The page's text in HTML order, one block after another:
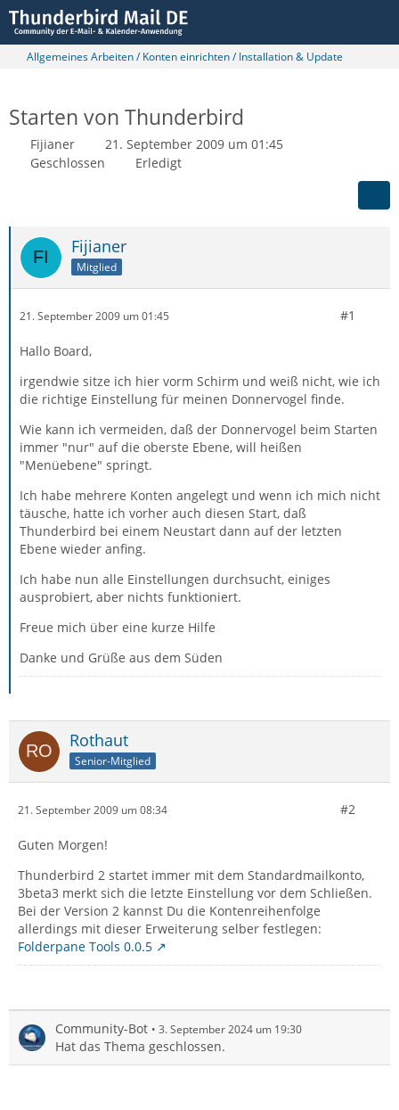
Allgemeines Arbeiten / Konten einrichten / Installation & Update
Starten von Thunderbird
Fijianer
21. September 2009 um 01:45
Geschlossen
Erledigt
Fijianer
Mitglied
21. September 2009 um 01:45 #1
Hallo Board,
irgendwie sitze ich hier vorm Schirm und weiß nicht, wie ich
die richtige Einstellung für meinen Donnervogel finde.
Wie kann ich vermeiden, daß der Donnervogel beim Starten
immer "nur" auf die oberste Ebene, will heißen
"Menüebene" springt.
Ich habe mehrere Konten angelegt und wenn ich mich nicht
täusche, hatte ich vorher auch diesen Start, daß
Thunderbird bei einem Neustart dann auf der letzten
Ebene wieder anfing.
Ich habe nun alle Einstellungen durchsucht, einiges
ausprobiert, aber nichts funktioniert.
Freue mich über eine kurze Hilfe
Danke und Grüße aus dem Süden
Rothaut
Senior-Mitglied
21. September 2009 um 08:34 #2
Guten Morgen!
Thunderbird 2 startet immer mit dem Standardmailkonto,
3beta3 merkt sich die letzte Einstellung vor dem Schließen.
Bei der Version 2 kannst Du die Kontenreihenfolge
allerdings mit dieser Erweiterung selber festlegen:
Folderpane Tools 0.0.5
Community-Bot 3. September 2024 um 19:30
Hat das Thema geschlossen.